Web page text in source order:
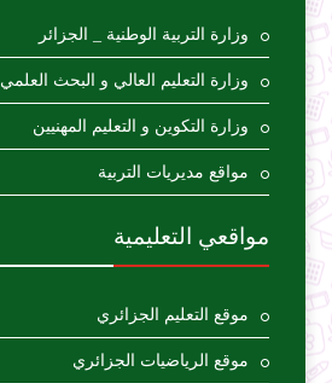
وزارة التربية الوطنية _ الجزائر
وزارة التعليم العالي و البحث العلمي
وزارة التكوين و التعليم المهنيين
مواقع مديريات التربية
مواقعي التعليمية
موقع التعليم الجزائري
موقع الرياضيات الجزائري